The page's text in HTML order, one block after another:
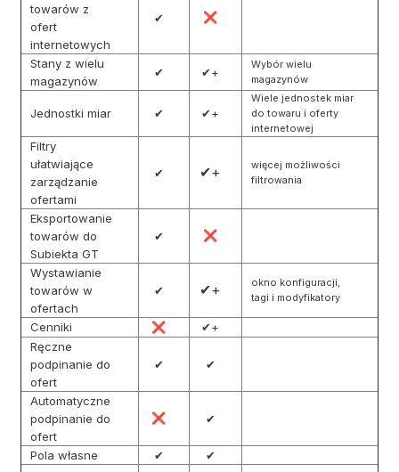
towarów z
ofert
internetowych
✔ ❌
Stany z wielu
magazynów
✔ ✔+
Wybór wielu
magazynów
Jednostki miar ✔ ✔+
Wiele jednostek miar
do towaru i oferty
internetowej
Filtry
ułatwiające
zarządzanie
ofertami
✔ ✔+
więcej możliwości
filtrowania
Eksportowanie
towarów do
Subiekta GT
✔ ❌
Wystawianie
towarów w
ofertach
✔ ✔+
okno konfiguracji,
tagi i modyfikatory
Cenniki ❌
✔+
Ręczne
podpinanie do
ofert
✔ ✔
Automatyczne
podpinanie do
ofert
❌ ✔
Pola własne ✔ ✔